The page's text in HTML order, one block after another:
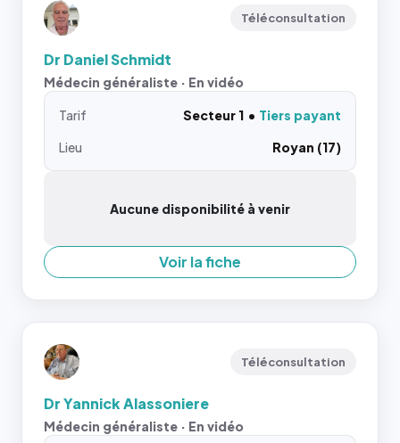
Téléconsultation
Dr Daniel Schmidt
Médecin généraliste · En vidéo
Tarif Secteur 1
Tiers payant
Lieu
Royan (17)
Aucune disponibilité à venir
Voir la fiche
Téléconsultation
Dr Yannick Alassoniere
Médecin généraliste · En vidéo